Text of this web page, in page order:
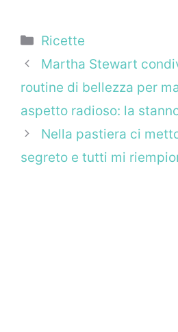
Categorie
Ricette
Martha Stewart
routine di bellezza per
aspetto radioso: la
Nella pastiera ci
segreto e tutti mi